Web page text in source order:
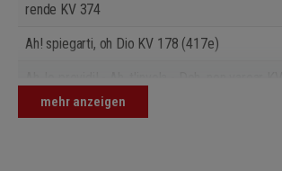
rende KV 374
Ah! spiegarti, oh Dio KV 178 (417e)
272mehr anzeigen